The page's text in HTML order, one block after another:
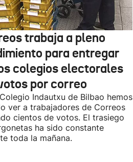
trabaja a pleno
para entregar
colegios electorales
por correo
Indautxu de Bilbao hemos
ver a trabajadores de Correos
cientos de votos. El trasiego
ha sido constante
toda la mañana.